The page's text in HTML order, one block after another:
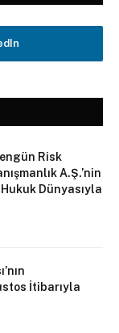
Risk
A.Ş.’nin
Hukuk Dünyasıyla
İtibarıyla